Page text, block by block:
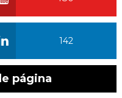
142
página